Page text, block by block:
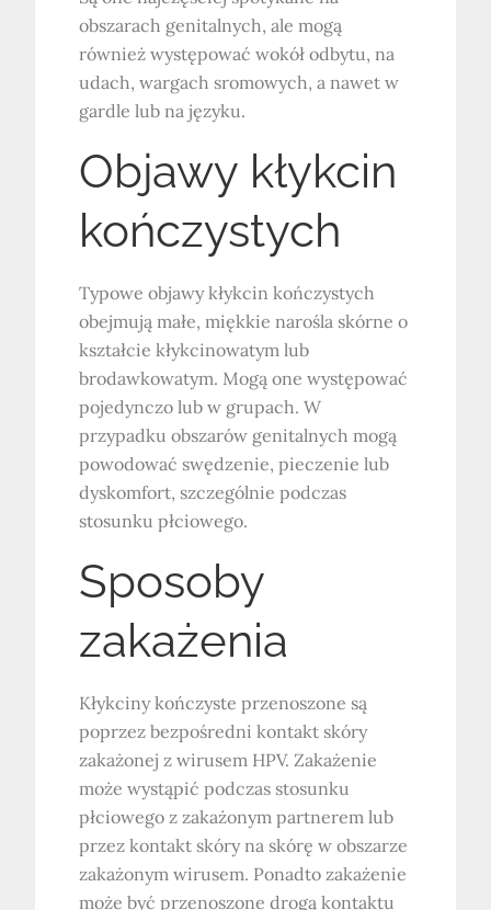
obszarach genitalnych, ale mogą
również występować wokół odbytu, na
udach, wargach sromowych, a nawet w
gardle lub na języku.
Objawy kłykcin
kończystych
Typowe objawy kłykcin kończystych
obejmują małe, miękkie narośla skórne o
kształcie kłykcinowatym lub
brodawkowatym. Mogą one występować
pojedynczo lub w grupach. W
przypadku obszarów genitalnych mogą
powodować swędzenie, pieczenie lub
dyskomfort, szczególnie podczas
stosunku płciowego.
Sposoby
zakażenia
Kłykciny kończyste przenoszone są
poprzez bezpośredni kontakt skóry
zakażonej z wirusem HPV. Zakażenie
może wystąpić podczas stosunku
płciowego z zakażonym partnerem lub
przez kontakt skóry na skórę w obszarze
zakażonym wirusem. Ponadto zakażenie
może być przenoszone drogą kontaktu